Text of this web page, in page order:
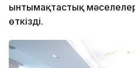
ынтымақтастық
өткізді.